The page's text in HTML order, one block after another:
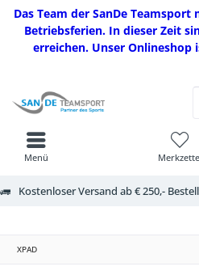
Das Team der SanDe
Betriebsferien. In dieser Zeit
erreichen. Unser
Kostenloser Versand ab € 250,-
Menü
XPAD